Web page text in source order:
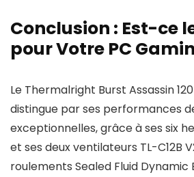
Conclusion : Est-ce
pour Votre PC
Le Thermalright Burst Assassin 120
distingue par ses performances
exceptionnelles, grâce à ses six
et ses deux ventilateurs TL-C12B
roulements Sealed Fluid Dynamic